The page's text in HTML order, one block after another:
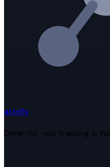
attrifly
Done-for-you Tracking &